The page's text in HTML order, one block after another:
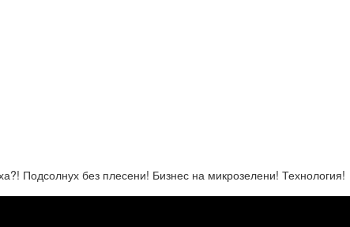
Подсолнух без плесени! Бизнес на микрозелени! Технология!